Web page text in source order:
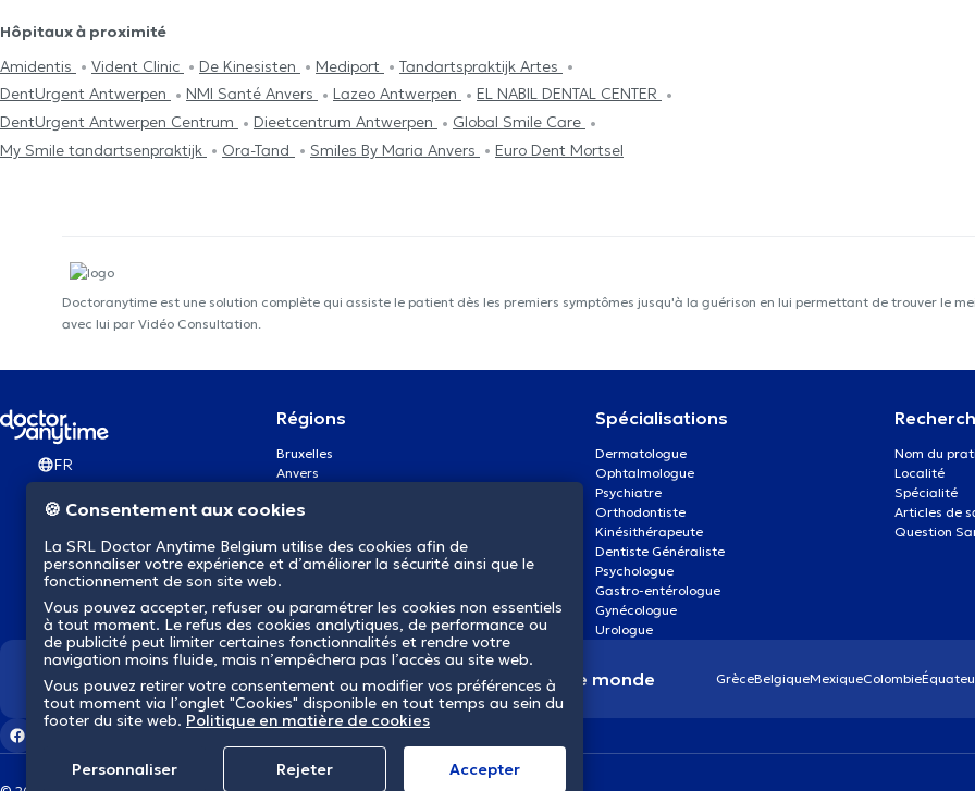
Hôpitaux à proximité
Amidentis
Vident Clinic De Kinesisten Mediport
Tandartspraktijk Artes
DentUrgent Antwerpen
NMI Santé Anvers Lazeo Antwerpen
EL NABIL DENTAL CENTER
DentUrgent Antwerpen Centrum
Dieetcentrum Antwerpen
Global Smile Care
My Smile tandartsenpraktijk
Ora-Tand Smiles By Maria Anvers Euro Dent Mortsel
Doctoranytime est une solution complète qui assiste le patient dès les premiers symptômes jusqu'à la guérison en lui permettant de trouver le
avec lui par Vidéo Consultation.
FR
Régions
Bruxelles
Anvers
Charleroi
Bruges
Namur
Louvain
Mons
Aalst Flandre-Orientale
Spécialisations
Dermatologue
Ophtalmologue
Psychiatre
Orthodontiste
Kinésithérapeute
Dentiste Généraliste
Psychologue
Gastro-entérologue
Gynécologue
Urologue
Nom du
Localité
Spécialité
Articles de
Question
Nous révolutionnons la santé dans le monde GrèceBelgiqueMexiqueColombie
🍪 Consentement aux cookies
La SRL Doctor Anytime Belgium utilise des cookies afin de
personnaliser votre expérience et d’améliorer la sécurité ainsi que le
fonctionnement de son site web.
Vous pouvez accepter, refuser ou paramétrer les cookies non essentiels
à tout moment. Le refus des cookies analytiques, de performance ou
de publicité peut limiter certaines fonctionnalités et rendre votre
navigation moins fluide, mais n’empêchera pas l’accès au site web.
Vous pouvez retirer votre consentement ou modifier vos préférences à
tout moment via l’onglet "Cookies" disponible en tout temps au sein du
footer du site web. Politique en matière de cookies
Personnaliser Rejeter Αccepter